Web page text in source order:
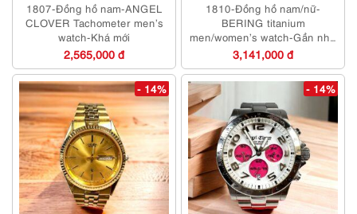
1807-Đồng hồ nam-ANGEL
CLOVER Tachometer men’s
watch-Khá mới
2,565,000 đ
1810-Đồng hồ nam/nữ-
BERING titanium
men/women’s watch-Gần như
mới
3,141,000 đ
- 14% - 14%